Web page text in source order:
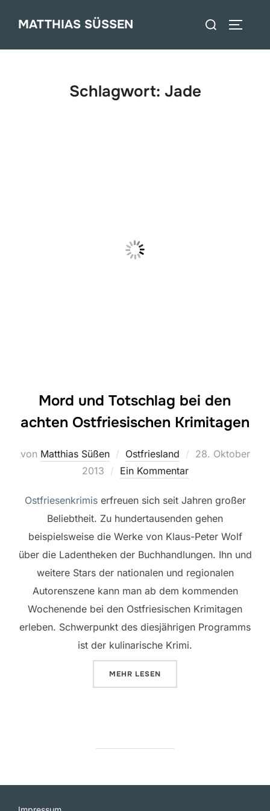
InhaltMATTHIAS SÜSSEN
Suchen
Schlagwort: Jade
Mord und Totschlag bei den
achten Ostfriesischen Krimitagen
von Matthias Süßen Ostfriesland
Veröffentlicht
28. Oktober
2013
Ein Kommentar
Ostfriesenkrimiserfreuen sich seit Jahren großer
Beliebtheit. Zu hundertausenden gehen
beispielsweise die Werke von Klaus-Peter Wolf
über die Ladentheken der Buchhandlungen. Ihn und
weitere Stars der nationalen und regionalen
Autorenszene kann man ab dem kommenden
Wochenende bei den Ostfriesischen Krimitagen
erleben. Schwerpunkt des diesjährigen Programms
ist der kulinarische Krimi.
MEHR ÜBER „MORD UND TOTSCHLAG
LESEN